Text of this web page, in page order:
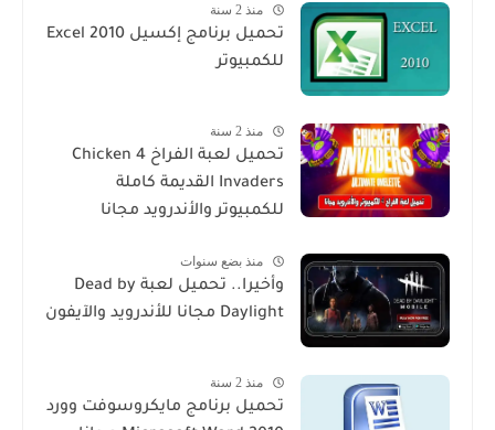
منذ 2 سنة
تحميل برنامج إكسيل Excel 2010
للكمبيوتر
منذ 2 سنة
تحميل لعبة الفراخ 4 Chicken
Invaders القديمة كاملة
للكمبيوتر والأندرويد مجانا
منذ بضع سنوات
وأخيرا.. تحميل لعبة Dead by
Daylight مجانا للأندرويد والآيفون
منذ 2 سنة
تحميل برنامج مايكروسوفت وورد